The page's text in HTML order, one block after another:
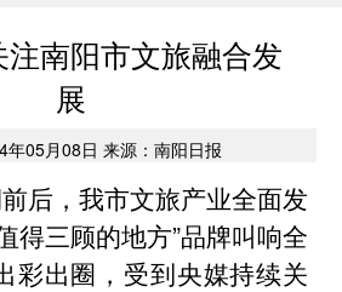
南阳市文旅融合发
展
年05月08日 来源：南阳日报
前后，我市文旅产业全面发
得三顾的地方”品牌叫响全
彩出圈，受到央媒持续关